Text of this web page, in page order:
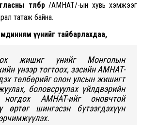
төлбөр/АМНАТ/-ын хувь хэмжээг
татаж байна.
үүнийг тайбарлахдаа,
жишиг үнийг Монголын
үнээр тогтоох, зэсийн АМНАТ-
төлбөрийг олон улсын жишигт
боловсруулах үйлдвэрийн
ногдох АМНАТ-ийг оновчтой
өртөг шингэсэн бүтээгдэхүүн